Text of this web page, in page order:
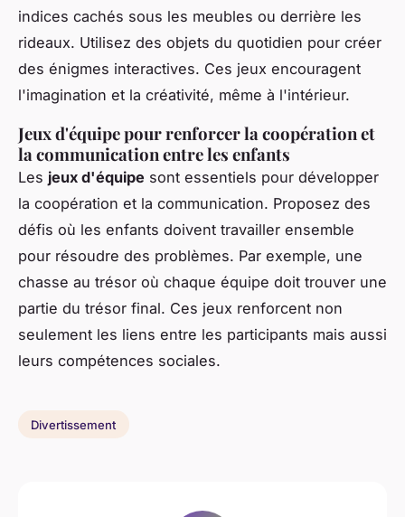
indices cachés sous les meubles ou derrière les
rideaux. Utilisez des objets du quotidien pour créer
des énigmes interactives. Ces jeux encouragent
l'imagination et la créativité, même à l'intérieur.
Jeux d'équipe pour renforcer la coopération et
la communication entre les enfants
Les jeux d'équipe sont essentiels pour développer
la coopération et la communication. Proposez des
défis où les enfants doivent travailler ensemble
pour résoudre des problèmes. Par exemple, une
chasse au trésor où chaque équipe doit trouver une
partie du trésor final. Ces jeux renforcent non
seulement les liens entre les participants mais aussi
leurs compétences sociales.
Divertissement